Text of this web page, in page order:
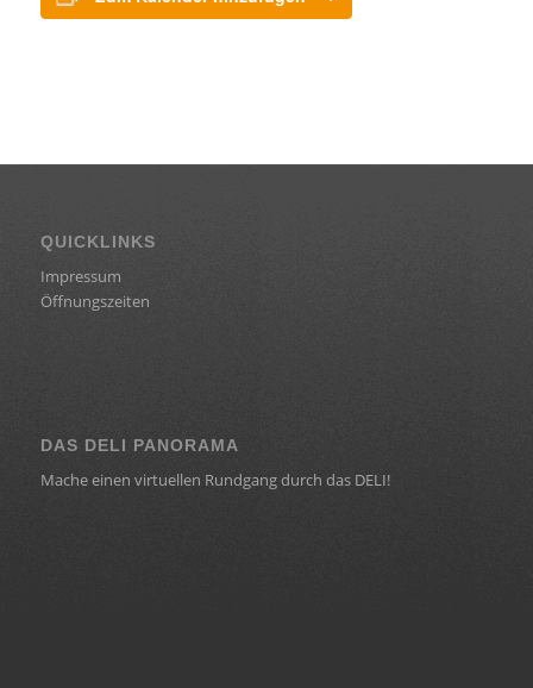
QUICKLINKS
Impressum
Öffnungszeiten
DAS DELI PANORAMA
Mache einen virtuellen Rundgang durch das DELI!